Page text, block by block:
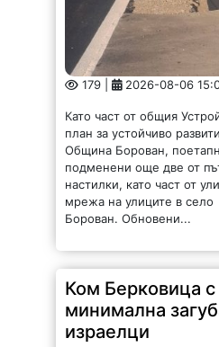
179 | 2026-08-06
план за устойчиво
Община Борован,
подменени още две от
настилки, като част от
мрежа на улиците в село
Борован. Обновени...
Ком Берковица с
минимална
израелци